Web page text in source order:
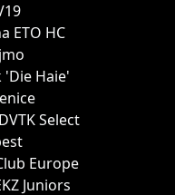
ETO HC
'Die Haie'
Select
Europe
Juniors